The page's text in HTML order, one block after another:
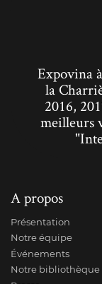
Expovina
la
2016,
meilleurs
A propos
Présentation
Notre équipe
Événements
Notre bibliothèque